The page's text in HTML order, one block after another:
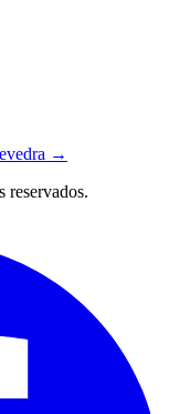
→
reservados.